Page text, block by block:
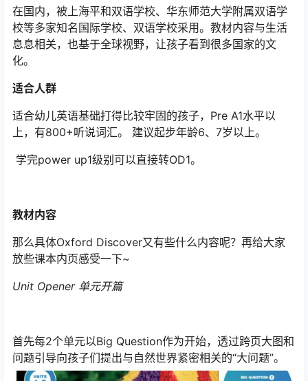
在国内，被上海平和双语学校、华东师范大学附属双语学
校等多家知名国际学校、双语学校采用。教材内容与生活
息息相关，也基于全球视野，让孩子看到很多国家的文
化。
适合人群
适合幼儿英语基础打得比较牢固的孩子，Pre A1水平以
上，有800+听说词汇。 建议起步年龄6、7岁以上。
学完power up1级别可以直接转OD1。
教材内容
那么具体Oxford Discover又有些什么内容呢？再给大家
放些课本内页感受一下~
Unit Opener 单元开篇
首先每2个单元以Big Question作为开始，透过跨页大图和
问题引导向孩子们提出与自然世界紧密相关的“大问题”。